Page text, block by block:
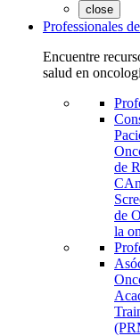
close
Professionales
Encuentre
salud en
de
de
la